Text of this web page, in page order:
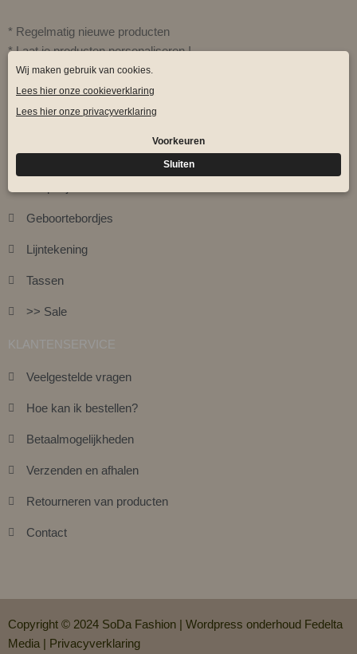
* Regelmatig nieuwe producten
* Laat je producten personaliseren !
* Gratis verzending vanaf € 75,-
Gepersonaliseerde items
Geboortebordjes
Lijntekening
Tassen
>> Sale
KLANTENSERVICE
Veelgestelde vragen
Hoe kan ik bestellen?
Betaalmogelijkheden
Verzenden en afhalen
Retourneren van producten
Contact
Copyright © 2024 SoDa Fashion | Wordpress onderhoud Fedelta
Media | Privacyverklaring